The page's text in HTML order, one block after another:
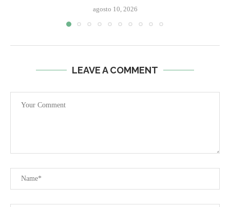
agosto 10, 2026
LEAVE A COMMENT